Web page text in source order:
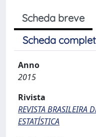
Scheda breve
Scheda
Anno
2015
Rivista
REVISTA BRASILEIRA
ESTATÍSTICA